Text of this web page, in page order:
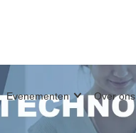
Evenementen Over ons